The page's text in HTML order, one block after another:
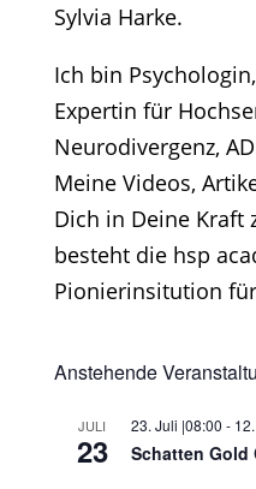
Sylvia Harke.
Ich bin
Expertin für
Neurodivergenz,
Meine Videos,
Dich in Deine Kraft
besteht die hsp
Pionierinsitution
Anstehende
JULI
23
23. Juli |08:00 -
Schatten Gold